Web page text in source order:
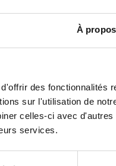
À
des fonctionnalités
sur l'utilisation de
celles-ci avec
services.